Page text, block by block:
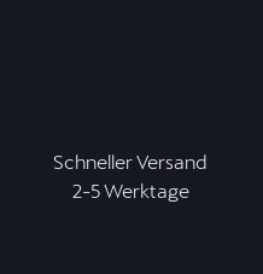
Schneller Versand
2-5 Werktage